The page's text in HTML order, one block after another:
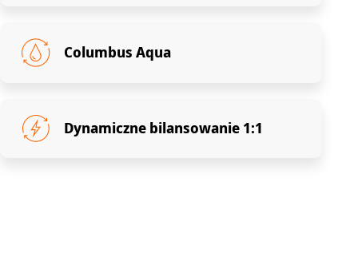
Columbus Aqua
Dynamiczne bilansowanie 1:1